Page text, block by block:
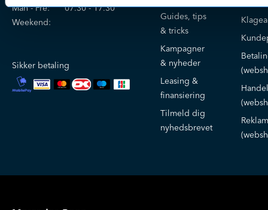
Man - Fre:
07.30 - 17.30
Weekend:
Sikker betaling
Guides, tips
& tricks
Kampagner
& nyheder
Leasing &
finansiering
Tilmeld dig
nyhedsbrevet